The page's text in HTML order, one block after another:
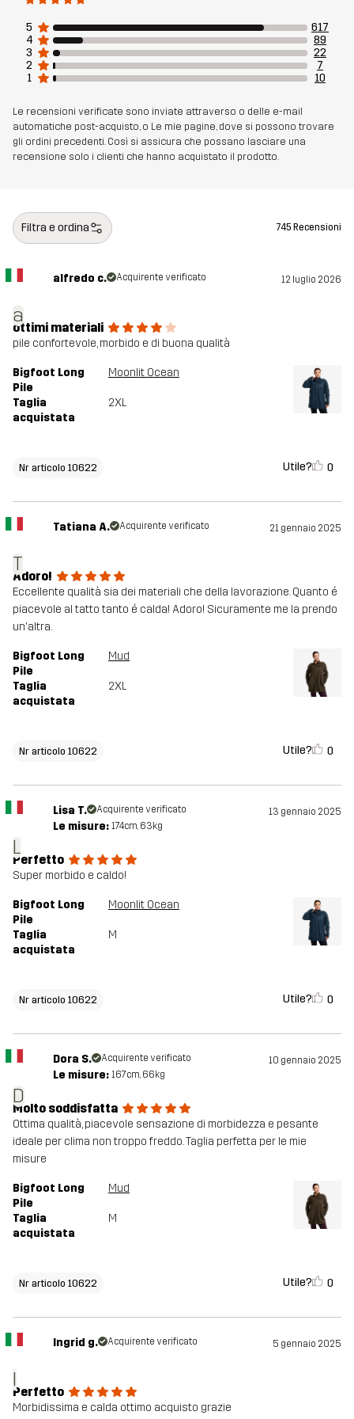
Materiale 1 100% Poliestere (Riciclato)
Peso 850g per una taglia M
Realizzato per USO QUOTIDIANO MULTIFUNZIONE
Numero di
10622_2248
5
617
4
89
3
22
2
7
1
10
Le recensioni verificate sono inviate attraverso o delle e-mail
automatiche post-acquisto, o Le mie pagine, dove si possono trovare
gli ordini precedenti. Così si assicura che possano lasciare una
recensione solo i clienti che hanno acquistato il prodotto.
Filtra e ordina 745 Recensioni
a
alfredo c. Acquirente verificato 12 luglio 2026
ottimi materiali
pile confortevole, morbido e di buona qualità
Bigfoot Long
Pile
Moonlit Ocean
Taglia
acquistata
2XL
Nr articolo 10622 Utile? 0
T
Tatiana A. Acquirente verificato 21 gennaio 2025
Adoro!
Eccellente qualità sia dei materiali che della lavorazione. Quanto é
piacevole al tatto tanto é calda! Adoro! Sicuramente me la prendo
un'altra.
Bigfoot Long
Pile
Mud
Taglia
acquistata
2XL
Nr articolo 10622 Utile? 0
L
Lisa T. Acquirente verificato 13 gennaio 2025
Le misure: 174cm, 63kg
Perfetto
Super morbido e caldo!
Bigfoot Long
Pile
Moonlit Ocean
Taglia
acquistata
M
Nr articolo 10622 Utile? 0
D
Dora S. Acquirente verificato 10 gennaio 2025
Le misure: 167cm, 66kg
Molto soddisfatta
Ottima qualità, piacevole sensazione di morbidezza e pesante
ideale per clima non troppo freddo. Taglia perfetta per le mie
misure
Bigfoot Long
Pile
Mud
Taglia
acquistata
M
Nr articolo 10622 Utile? 0
I
Ingrid g. Acquirente verificato 5 gennaio 2025
Perfetto
Morbidissima e calda ottimo acquisto grazie